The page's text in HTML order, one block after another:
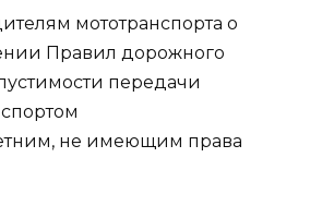
мототранспорта о
Правил дорожного
передачи
не имеющим права